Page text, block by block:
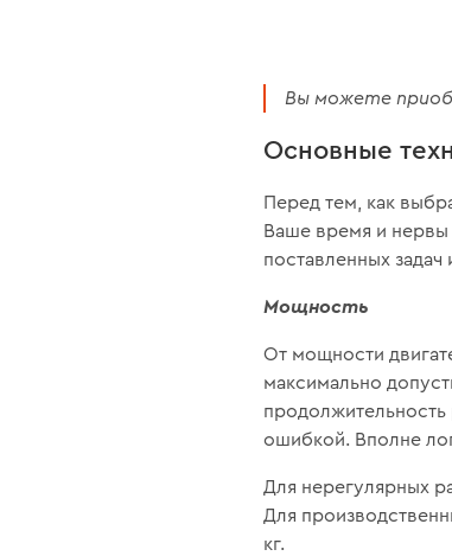
Вы можете
Основные
Перед тем, как
Ваше время и нервы
поставленных
Мощность
От мощности
максимально
ошибкой. Вполне
Для нерегулярных
Для
кг.